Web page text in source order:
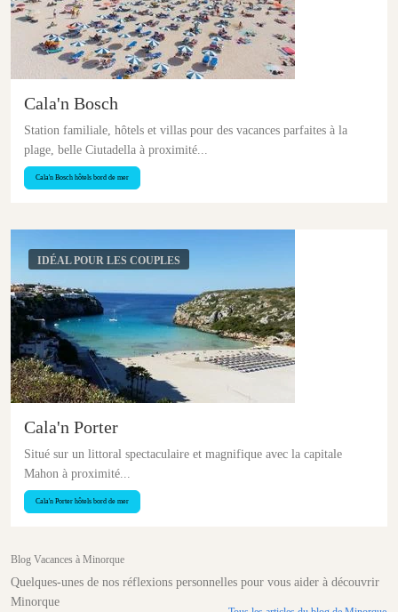
Cala'n Bosch
Station familiale, hôtels et villas pour des vacances parfaites à la
plage, belle Ciutadella à proximité...
Cala'n Bosch hôtels bord de mer
IDÉAL POUR LES COUPLES
Cala'n Porter
Situé sur un littoral spectaculaire et magnifique avec la capitale
Mahon à proximité...
Cala'n Porter hôtels bord de mer
Blog Vacances à Minorque
Quelques-unes de nos réflexions personnelles pour vous aider à découvrir
Minorque